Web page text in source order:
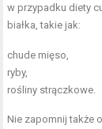
w przypadku diety
białka, takie jak:
chude mięso,
ryby,
rośliny strączkowe.
Nie zapomnij także o